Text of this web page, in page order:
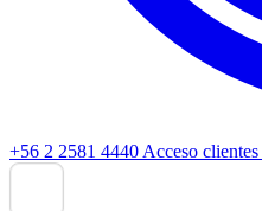
+56 2 2581 4440 Acceso clientes